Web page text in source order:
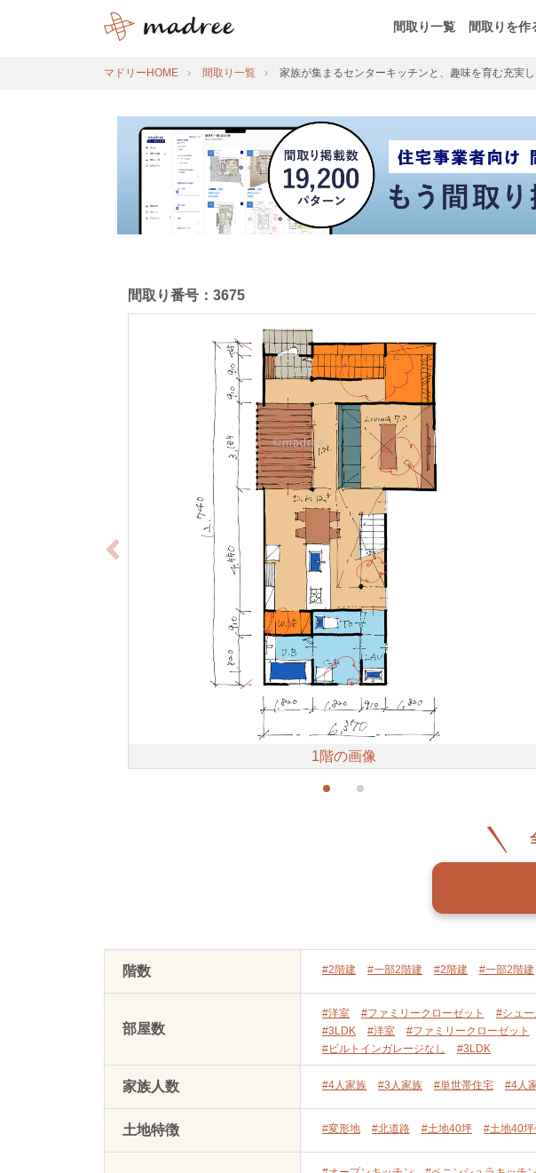
間取り一覧 間取りを作
マドリーHOME 間取り一覧 家族が集まるセンターキッチンと、趣味を育む充実
間取り番号：3675
1階の画像
階数 #2階建 #一部2階建 #2階建 #一部2階建
部屋数
#洋室 #ファミリークローゼット #シュー
#3LDK
#洋室 #ファミリークローゼット
#ビルトインガレージなし
#3LDK
家族人数 #4人家族 #3人家族 #単世帯住宅 #4人
土地特徴 #変形地 #北道路 #土地40坪 #土地40